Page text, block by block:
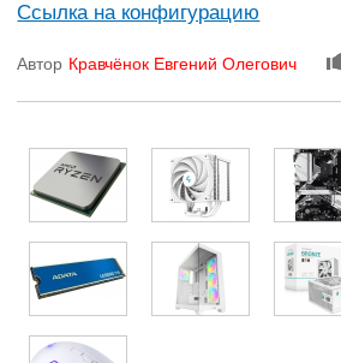
Ссылка на конфигурацию
Автор Кравчёнок Евгений Олегович